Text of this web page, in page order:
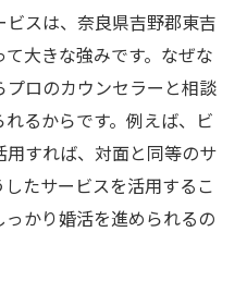
スは、奈良県吉野郡東吉
大きな強みです。なぜな
ロのカウンセラーと相談
るからです。例えば、ビ
すれば、対面と同等のサ
たサービスを活用するこ
かり婚活を進められるの